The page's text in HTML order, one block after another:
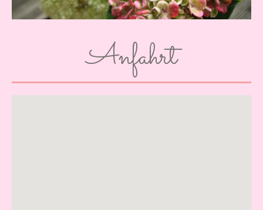
Anfahrt